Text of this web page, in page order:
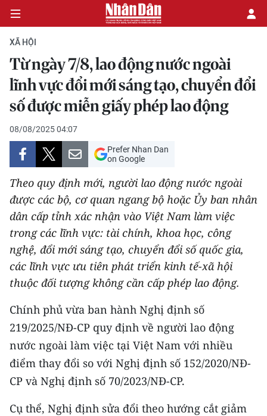
CHÍNH TRỊ
KINH TẾ
VĂN HÓA
XÃ HỘI
PHÁP LUẬT
DU LỊCH
THẾ GIỚI
THỂ THAO
GIÁO DỤC
Y TẾ
KHOA HỌC - CÔNG NGHỆ
XÃ HỘI
Từ ngày 7/8, lao động nước ngoài
lĩnh vực đổi mới sáng tạo, chuyển đổi
số được miễn giấy phép lao động
08/08/2025 04:07
Prefer Nhan Dan
on Google
Theo quy định mới, người lao động nước ngoài
được các bộ, cơ quan ngang bộ hoặc Ủy ban nhân
dân cấp tỉnh xác nhận vào Việt Nam làm việc
trong các lĩnh vực: tài chính, khoa học, công
nghệ, đổi mới sáng tạo, chuyển đổi số quốc gia,
các lĩnh vực ưu tiên phát triển kinh tế-xã hội
thuộc đối tượng không cần cấp phép lao động.
Chính phủ vừa ban hành Nghị định số
219/2025/NĐ-CP quy định về người lao động
nước ngoài làm việc tại Việt Nam với nhiều
điểm thay đổi so với Nghị định số 152/2020/NĐ-
CP và Nghị định số 70/2023/NĐ-CP.
Cụ thể, Nghị định sửa đổi theo hướng cắt giảm